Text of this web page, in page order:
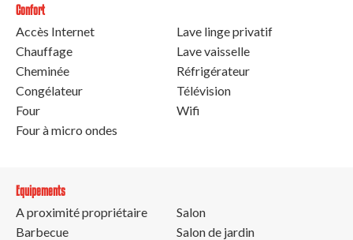
Confort
Accès Internet
Chauffage
Cheminée
Congélateur
Four
Four à micro ondes
Lave linge privatif
Lave vaisselle
Réfrigérateur
Télévision
Wifi
Equipements
A proximité propriétaire
Barbecue
Salon
Salon de jardin